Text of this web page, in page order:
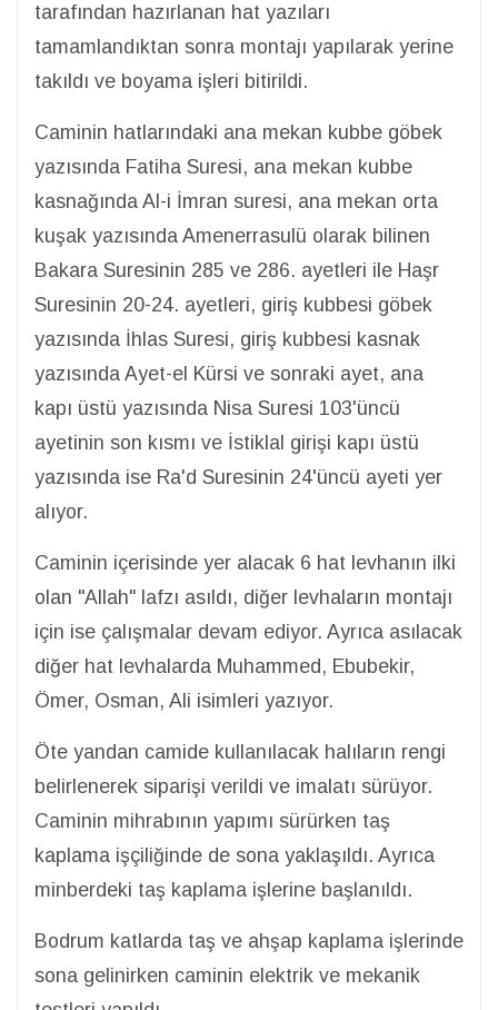
tarafından hazırlanan hat yazıları
tamamlandıktan sonra montajı yapılarak yerine
takıldı ve boyama işleri bitirildi.
Caminin hatlarındaki ana mekan kubbe göbek
yazısında Fatiha Suresi, ana mekan kubbe
kasnağında Al-i İmran suresi, ana mekan orta
kuşak yazısında Amenerrasulü olarak bilinen
Bakara Suresinin 285 ve 286. ayetleri ile Haşr
Suresinin 20-24. ayetleri, giriş kubbesi göbek
yazısında İhlas Suresi, giriş kubbesi kasnak
yazısında Ayet-el Kürsi ve sonraki ayet, ana
kapı üstü yazısında Nisa Suresi 103'üncü
ayetinin son kısmı ve İstiklal girişi kapı üstü
yazısında ise Ra'd Suresinin 24'üncü ayeti yer
alıyor.
Caminin içerisinde yer alacak 6 hat levhanın ilki
olan "Allah" lafzı asıldı, diğer levhaların montajı
için ise çalışmalar devam ediyor. Ayrıca asılacak
diğer hat levhalarda Muhammed, Ebubekir,
Ömer, Osman, Ali isimleri yazıyor.
Öte yandan camide kullanılacak halıların rengi
belirlenerek siparişi verildi ve imalatı sürüyor.
Caminin mihrabının yapımı sürürken taş
kaplama işçiliğinde de sona yaklaşıldı. Ayrıca
minberdeki taş kaplama işlerine başlanıldı.
Bodrum katlarda taş ve ahşap kaplama işlerinde
sona gelinirken caminin elektrik ve mekanik